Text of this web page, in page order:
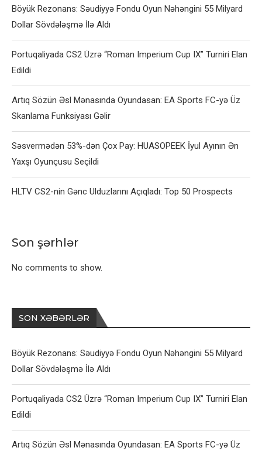
Böyük Rezonans: Səudiyyə Fondu Oyun Nəhəngini 55 Milyard
Dollar Sövdələşmə İlə Aldı
Portuqaliyada CS2 Üzrə “Roman Imperium Cup IX” Turniri Elan
Edildi
Artıq Sözün Əsl Mənasında Oyundasan: EA Sports FC-yə Üz
Skanlama Funksiyası Gəlir
Səsvermədən 53%-dən Çox Pay: HUASOPEEK İyul Ayının Ən
Yaxşı Oyunçusu Seçildi
HLTV CS2-nin Gənc Ulduzlarını Açıqladı: Top 50 Prospects
Son şərhlər
No comments to show.
SON XƏBƏRLƏR
Böyük Rezonans: Səudiyyə Fondu Oyun Nəhəngini 55 Milyard
Dollar Sövdələşmə İlə Aldı
Portuqaliyada CS2 Üzrə “Roman Imperium Cup IX” Turniri Elan
Edildi
Artıq Sözün Əsl Mənasında Oyundasan: EA Sports FC-yə Üz